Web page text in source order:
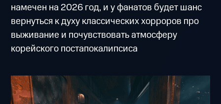
намечен на 2026 год, и у фанатов будет шанс
вернуться к духу классических хорроров про
выживание и почувствовать атмосферу
корейского постапокалипсиса